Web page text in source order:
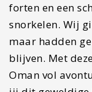
forten en een
snorkelen. Wij
maar hadden
blijven. Met
Oman vol